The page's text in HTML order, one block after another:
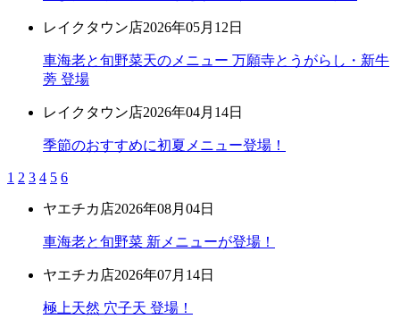
レイクタウン店2026年05月12日
車海老と旬野菜天のメニュー 万願寺とうがらし・新牛
蒡 登場
レイクタウン店2026年04月14日
季節のおすすめに初夏メニュー登場！
1 2 3 4 5 6
ヤエチカ店2026年08月04日
車海老と旬野菜 新メニューが登場！
ヤエチカ店2026年07月14日
極上天然 穴子天 登場！